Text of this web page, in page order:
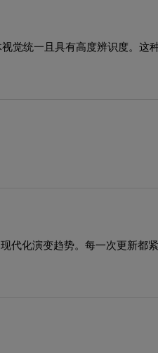
觉统一且具有高度辨识度。这
代化演变趋势。每一次更新都